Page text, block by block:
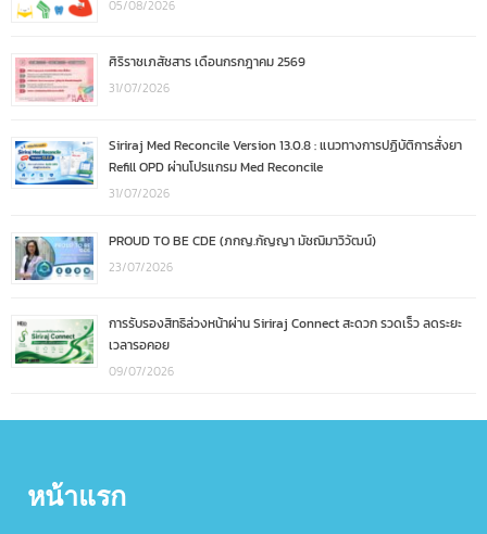
05/08/2026
ศิริราชเภสัชสาร เดือนกรกฎาคม 2569
31/07/2026
Siriraj Med Reconcile Version 13.0.8 : แนวทางการปฏิบัติการสั่งยา
Refill OPD ผ่านโปรแกรม Med Reconcile
31/07/2026
PROUD TO BE CDE (ภกญ.กัญญา มัชฌิมาวิวัฒน์)
23/07/2026
การรับรองสิทธิล่วงหน้าผ่าน Siriraj Connect สะดวก รวดเร็ว ลดระยะ
เวลารอคอย
09/07/2026
หน้าแรก